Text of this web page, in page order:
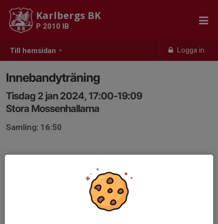
Till hemsidan Logga in
Karlbergs BK
P 2010 IB
Innebandyträning
Tisdag 2 jan 2024, 17:00-19:09
Stora Mossenhallarna
Samling: 16:50